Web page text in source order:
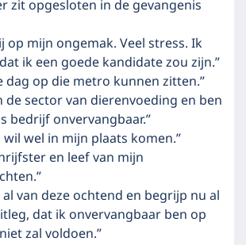
zit opgesloten in de gevangenis
op mijn ongemak. Veel stress. Ik
ik een goede kandidate zou zijn.”
dag op die metro kunnen zitten.”
de sector van dierenvoeding en ben
bedrijf onvervangbaar.”
wil wel in mijn plaats komen.”
en leef van mijn
van deze ochtend en begrijp nu al
dat ik onvervangbaar ben op
zal voldoen.”